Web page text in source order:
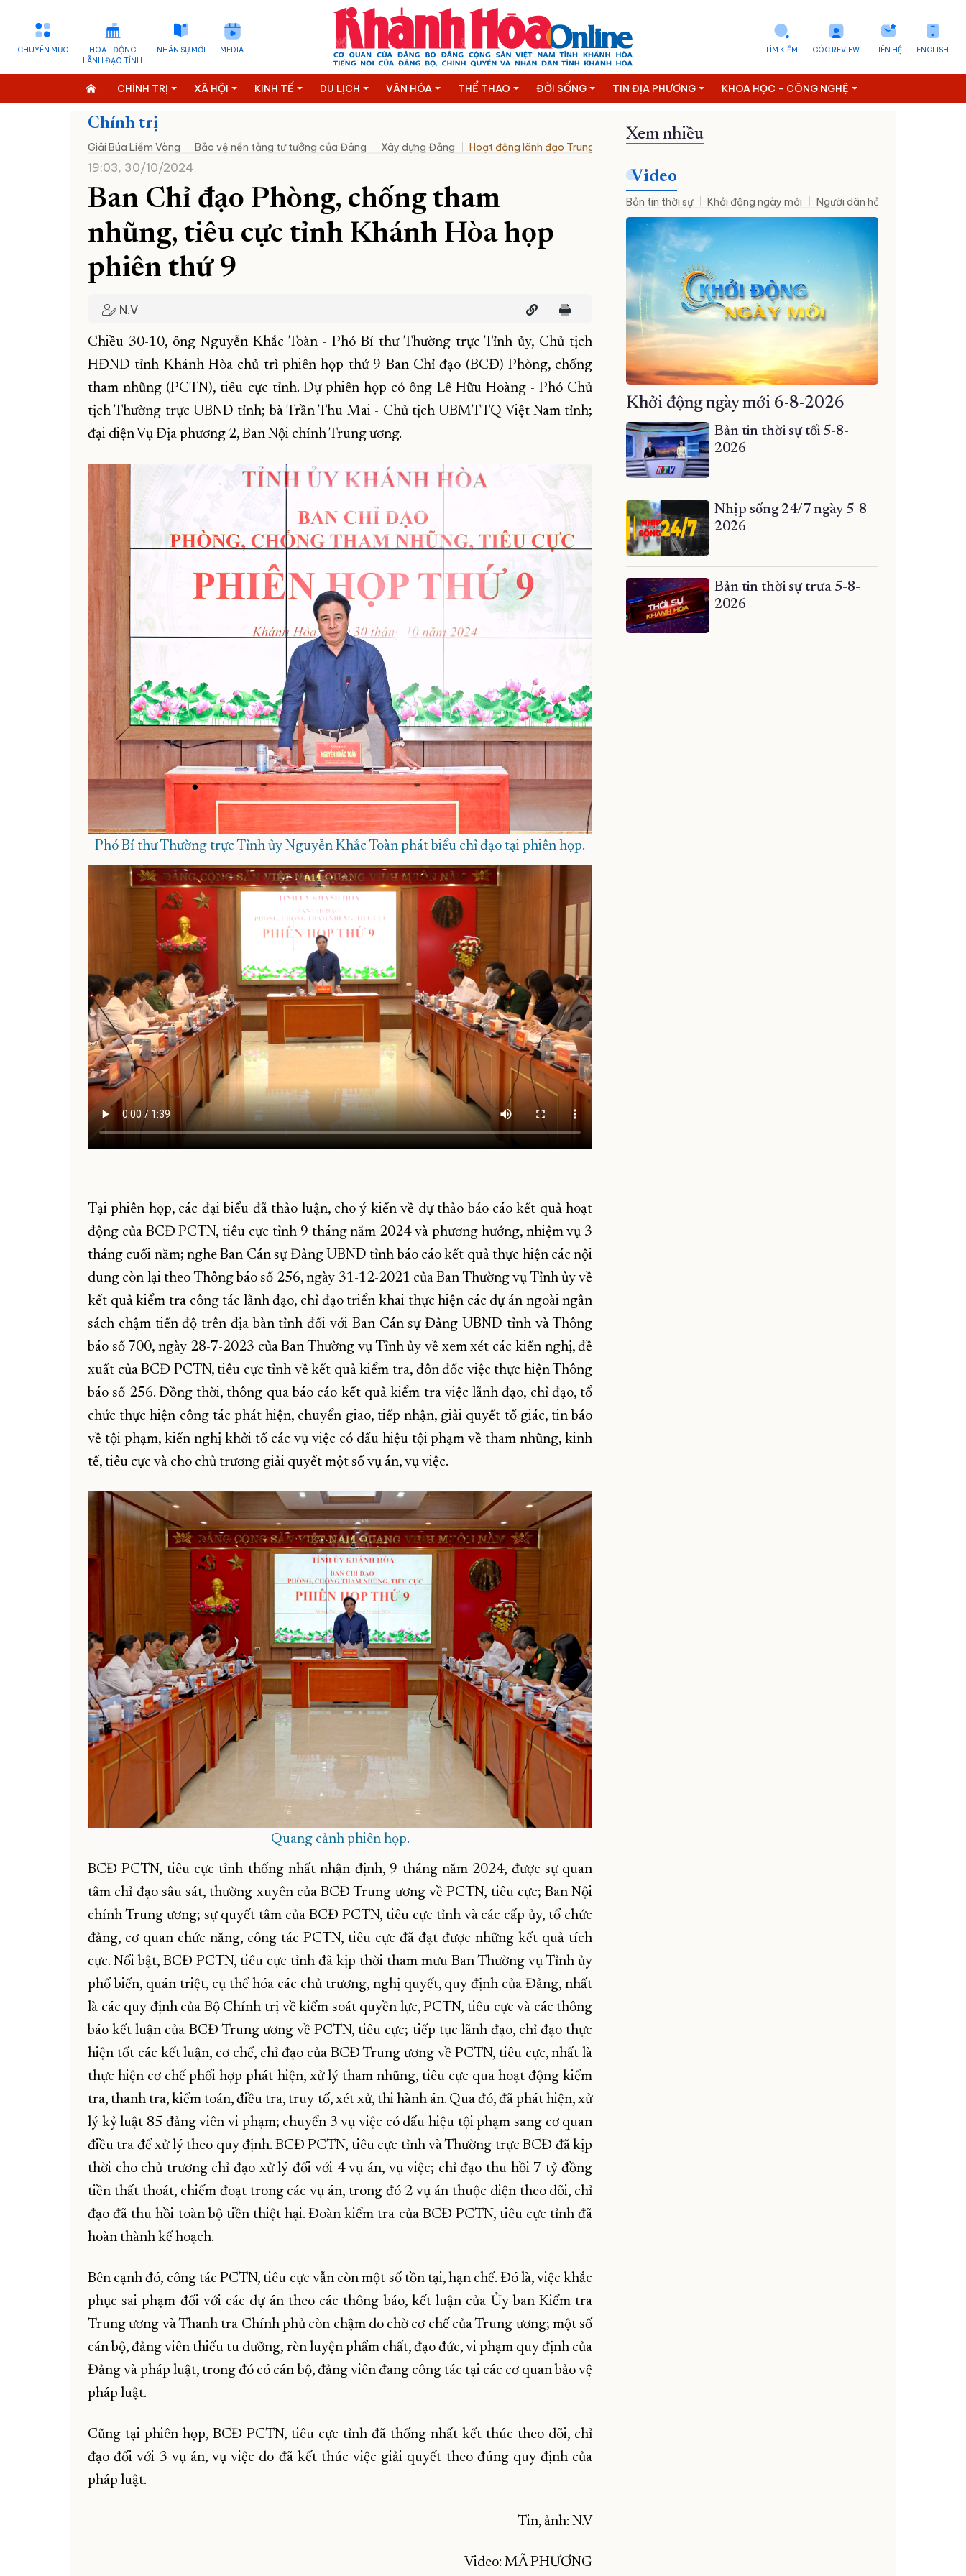
CHUYÊN MỤC
HOẠT ĐỘNG
LÃNH ĐẠO TỈNH
NHÂN SỰ MỚI MEDIA ENGLISH
LIÊN HỆ
GÓC REVIEW
TÌM KIẾM
CHÍNH TRỊ XÃ HỘI KINH TẾ DU LỊCH VĂN HÓA THỂ THAO ĐỜI SỐNG TIN ĐỊA PHƯƠNG KHOA HỌC - CÔNG NGHỆ
Chính trị
Giải Búa Liềm Vàng Bảo vệ nền tảng tư tưởng của Đảng Xây dựng Đảng Hoạt động lãnh đạo Trung ương Nhân sự mới
19:03, 30/10/2024
Ban Chỉ đạo Phòng, chống tham
nhũng, tiêu cực tỉnh Khánh Hòa họp
phiên thứ 9
N.V
Chiều 30-10, ông Nguyễn Khắc Toàn - Phó Bí thư Thường trực Tỉnh ủy, Chủ tịch
HĐND tỉnh Khánh Hòa chủ trì phiên họp thứ 9 Ban Chỉ đạo (BCĐ) Phòng, chống
tham nhũng (PCTN), tiêu cực tỉnh. Dự phiên họp có ông Lê Hữu Hoàng - Phó Chủ
tịch Thường trực UBND tỉnh; bà Trần Thu Mai - Chủ tịch UBMTTQ Việt Nam tỉnh;
đại diện Vụ Địa phương 2, Ban Nội chính Trung ương.
Phó Bí thư Thường trực Tỉnh ủy Nguyễn Khắc Toàn phát biểu chỉ đạo tại phiên họp.
Tại phiên họp, các đại biểu đã thảo luận, cho ý kiến về dự thảo báo cáo kết quả hoạt
động của BCĐ PCTN, tiêu cực tỉnh 9 tháng năm 2024 và phương hướng, nhiệm vụ 3
tháng cuối năm; nghe Ban Cán sự Đảng UBND tỉnh báo cáo kết quả thực hiện các nội
dung còn lại theo Thông báo số 256, ngày 31-12-2021 của Ban Thường vụ Tỉnh ủy về
kết quả kiểm tra công tác lãnh đạo, chỉ đạo triển khai thực hiện các dự án ngoài ngân
sách chậm tiến độ trên địa bàn tỉnh đối với Ban Cán sự Đảng UBND tỉnh và Thông
báo số 700, ngày 28-7-2023 của Ban Thường vụ Tỉnh ủy về xem xét các kiến nghị, đề
xuất của BCĐ PCTN, tiêu cực tỉnh về kết quả kiểm tra, đôn đốc việc thực hiện Thông
báo số 256. Đồng thời, thông qua báo cáo kết quả kiểm tra việc lãnh đạo, chỉ đạo, tổ
chức thực hiện công tác phát hiện, chuyển giao, tiếp nhận, giải quyết tố giác, tin báo
về tội phạm, kiến nghị khởi tố các vụ việc có dấu hiệu tội phạm về tham nhũng, kinh
tế, tiêu cực và cho chủ trương giải quyết một số vụ án, vụ việc.
Quang cảnh phiên họp.
BCĐ PCTN, tiêu cực tỉnh thống nhất nhận định, 9 tháng năm 2024, được sự quan
tâm chỉ đạo sâu sát, thường xuyên của BCĐ Trung ương về PCTN, tiêu cực; Ban Nội
chính Trung ương; sự quyết tâm của BCĐ PCTN, tiêu cực tỉnh và các cấp ủy, tổ chức
đảng, cơ quan chức năng, công tác PCTN, tiêu cực đã đạt được những kết quả tích
cực. Nổi bật, BCĐ PCTN, tiêu cực tỉnh đã kịp thời tham mưu Ban Thường vụ Tỉnh ủy
phổ biến, quán triệt, cụ thể hóa các chủ trương, nghị quyết, quy định của Đảng, nhất
là các quy định của Bộ Chính trị về kiểm soát quyền lực, PCTN, tiêu cực và các thông
báo kết luận của BCĐ Trung ương về PCTN, tiêu cực; tiếp tục lãnh đạo, chỉ đạo thực
hiện tốt các kết luận, cơ chế, chỉ đạo của BCĐ Trung ương về PCTN, tiêu cực, nhất là
thực hiện cơ chế phối hợp phát hiện, xử lý tham nhũng, tiêu cực qua hoạt động kiểm
tra, thanh tra, kiểm toán, điều tra, truy tố, xét xử, thi hành án. Qua đó, đã phát hiện, xử
lý kỷ luật 85 đảng viên vi phạm; chuyển 3 vụ việc có dấu hiệu tội phạm sang cơ quan
điều tra để xử lý theo quy định. BCĐ PCTN, tiêu cực tỉnh và Thường trực BCĐ đã kịp
thời cho chủ trương chỉ đạo xử lý đối với 4 vụ án, vụ việc; chỉ đạo thu hồi 7 tỷ đồng
tiền thất thoát, chiếm đoạt trong các vụ án, trong đó 2 vụ án thuộc diện theo dõi, chỉ
đạo đã thu hồi toàn bộ tiền thiệt hại. Đoàn kiểm tra của BCĐ PCTN, tiêu cực tỉnh đã
hoàn thành kế hoạch.
Bên cạnh đó, công tác PCTN, tiêu cực vẫn còn một số tồn tại, hạn chế. Đó là, việc khắc
phục sai phạm đối với các dự án theo các thông báo, kết luận của Ủy ban Kiểm tra
Trung ương và Thanh tra Chính phủ còn chậm do chờ cơ chế của Trung ương; một số
cán bộ, đảng viên thiếu tu dưỡng, rèn luyện phẩm chất, đạo đức, vi phạm quy định của
Đảng và pháp luật, trong đó có cán bộ, đảng viên đang công tác tại các cơ quan bảo vệ
pháp luật.
Cũng tại phiên họp, BCĐ PCTN, tiêu cực tỉnh đã thống nhất kết thúc theo dõi, chỉ
đạo đối với 3 vụ án, vụ việc do đã kết thúc việc giải quyết theo đúng quy định của
pháp luật.
Tin, ảnh: N.V
Video: MÃ PHƯƠNG
Xem nhiều
Video
Bản tin thời sự Khởi động ngày mới Người dân hỏi – Cơ quan nhà
Khởi động ngày mới 6-8-2026
Bản tin thời sự tối 5-8-
2026
Nhịp sống 24/7 ngày 5-8-
2026
Bản tin thời sự trưa 5-8-
2026